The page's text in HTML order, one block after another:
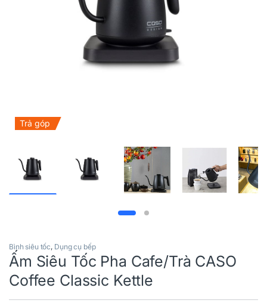
Trả góp
Bình siêu tốc, Dụng cụ bếp
Ấm Siêu Tốc Pha Cafe/Trà CASO
Coffee Classic Kettle